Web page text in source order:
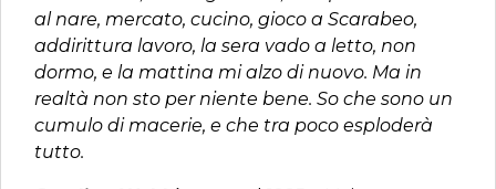
al nare, mercato, cucino, gioco a Scarabeo,
addirittura lavoro, la sera vado a letto, non
dormo, e la mattina mi alzo di nuovo. Ma in
realtà non sto per niente bene. So che sono un
cumulo di macerie, e che tra poco esploderà
tutto.